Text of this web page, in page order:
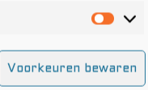
Voorkeuren bewaren